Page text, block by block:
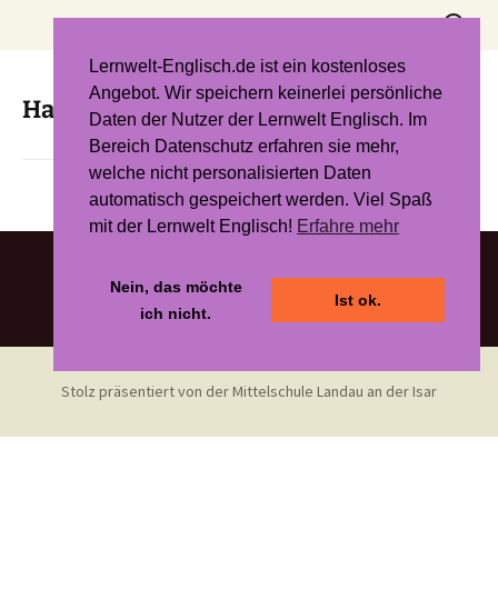
Suchen
Haiangriff in Australien
Stolz präsentiert von der Mittelschule Landau an der Isar
Lernwelt-Englisch.de ist ein kostenloses
Angebot. Wir speichern keinerlei persönliche
Daten der Nutzer der Lernwelt Englisch. Im
Bereich Datenschutz erfahren sie mehr,
welche nicht personalisierten Daten
automatisch gespeichert werden. Viel Spaß
mit der Lernwelt Englisch! Erfahre mehr
Nein, das möchte
ich nicht.
Ist ok.